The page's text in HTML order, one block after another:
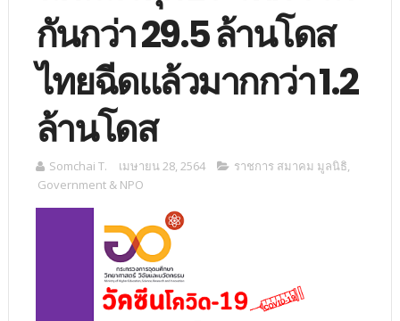
กันกว่า 29.5 ล้านโดส
ไทยฉีดแล้วมากกว่า 1.2
ล้านโดส
Somchai T. เมษายน 28, 2564 ราชการ สมาคม มูลนิธิ,
Government & NPO